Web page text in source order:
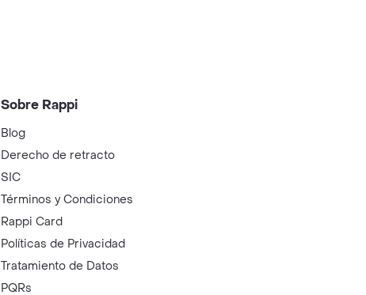
Sobre Rappi
Blog
Derecho de retracto
SIC
Términos y Condiciones
Rappi Card
Políticas de Privacidad
Tratamiento de Datos
PQRs